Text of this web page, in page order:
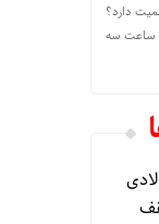
دارد؟
ساعت سه